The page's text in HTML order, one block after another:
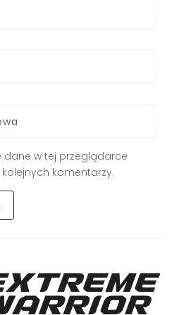
w tej przeglądarce
komentarzy.